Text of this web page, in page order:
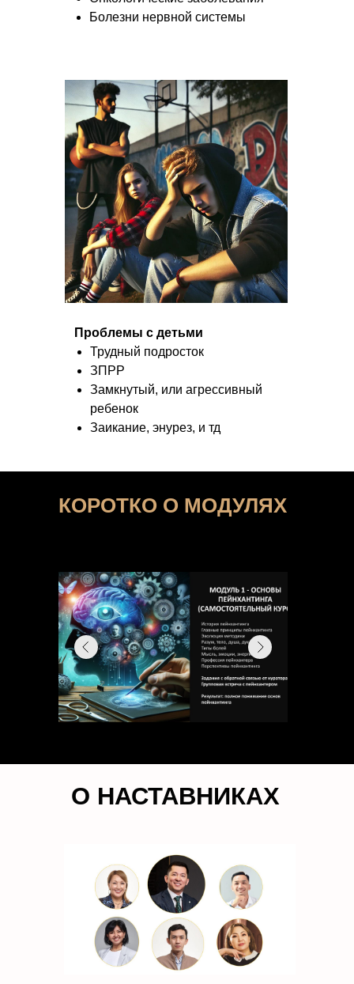
Болезни нервной системы
Проблемы с детьми
Трудный подросток
ЗПРР
Замкнутый, или агрессивный
ребенок
Заикание, энурез, и тд
КОРОТКО О МОДУЛЯХ
О НАСТАВНИКАХ